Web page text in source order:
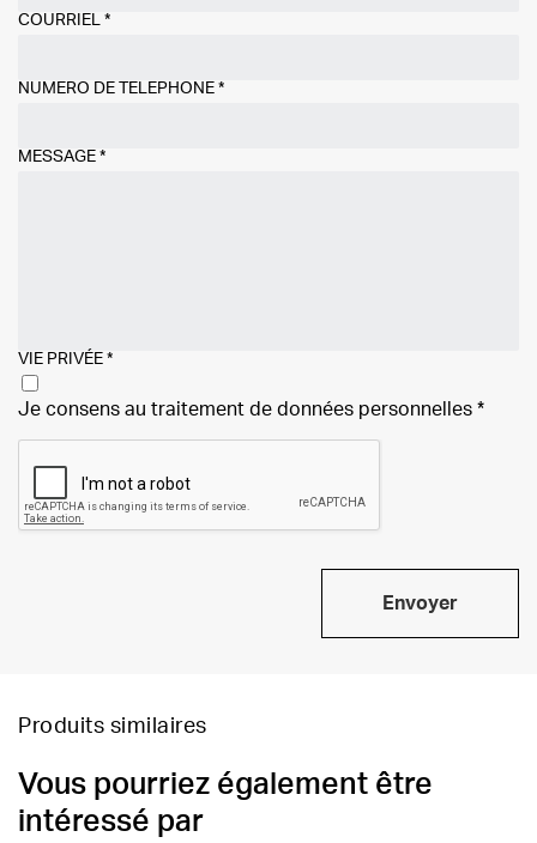
COURRIEL *
NUMÉRO DE TÉLÉPHONE *
MESSAGE *
VIE PRIVÉE *
Je consens au traitement de données personnelles *
Envoyer
Produits similaires
Vous pourriez également être
intéressé par